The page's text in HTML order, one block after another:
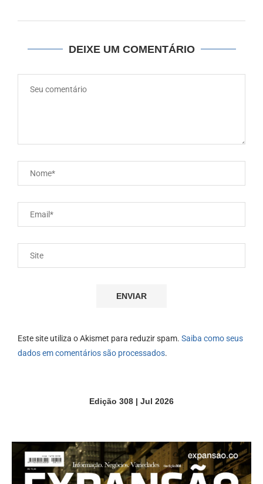
DEIXE UM COMENTÁRIO
Este site utiliza o Akismet para reduzir spam. Saiba como seus
dados em comentários são processados.
Edição 308 | Jul 2026